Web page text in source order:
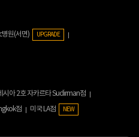
원(서면) UPGRADE
시아 2호 자카르타 Sudirman점
점 미국 LA점 NEW